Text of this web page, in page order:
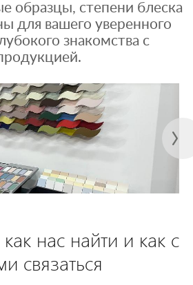
образцы, степени блеска
для вашего уверенного
знакомства с
нас найти и как с
связаться